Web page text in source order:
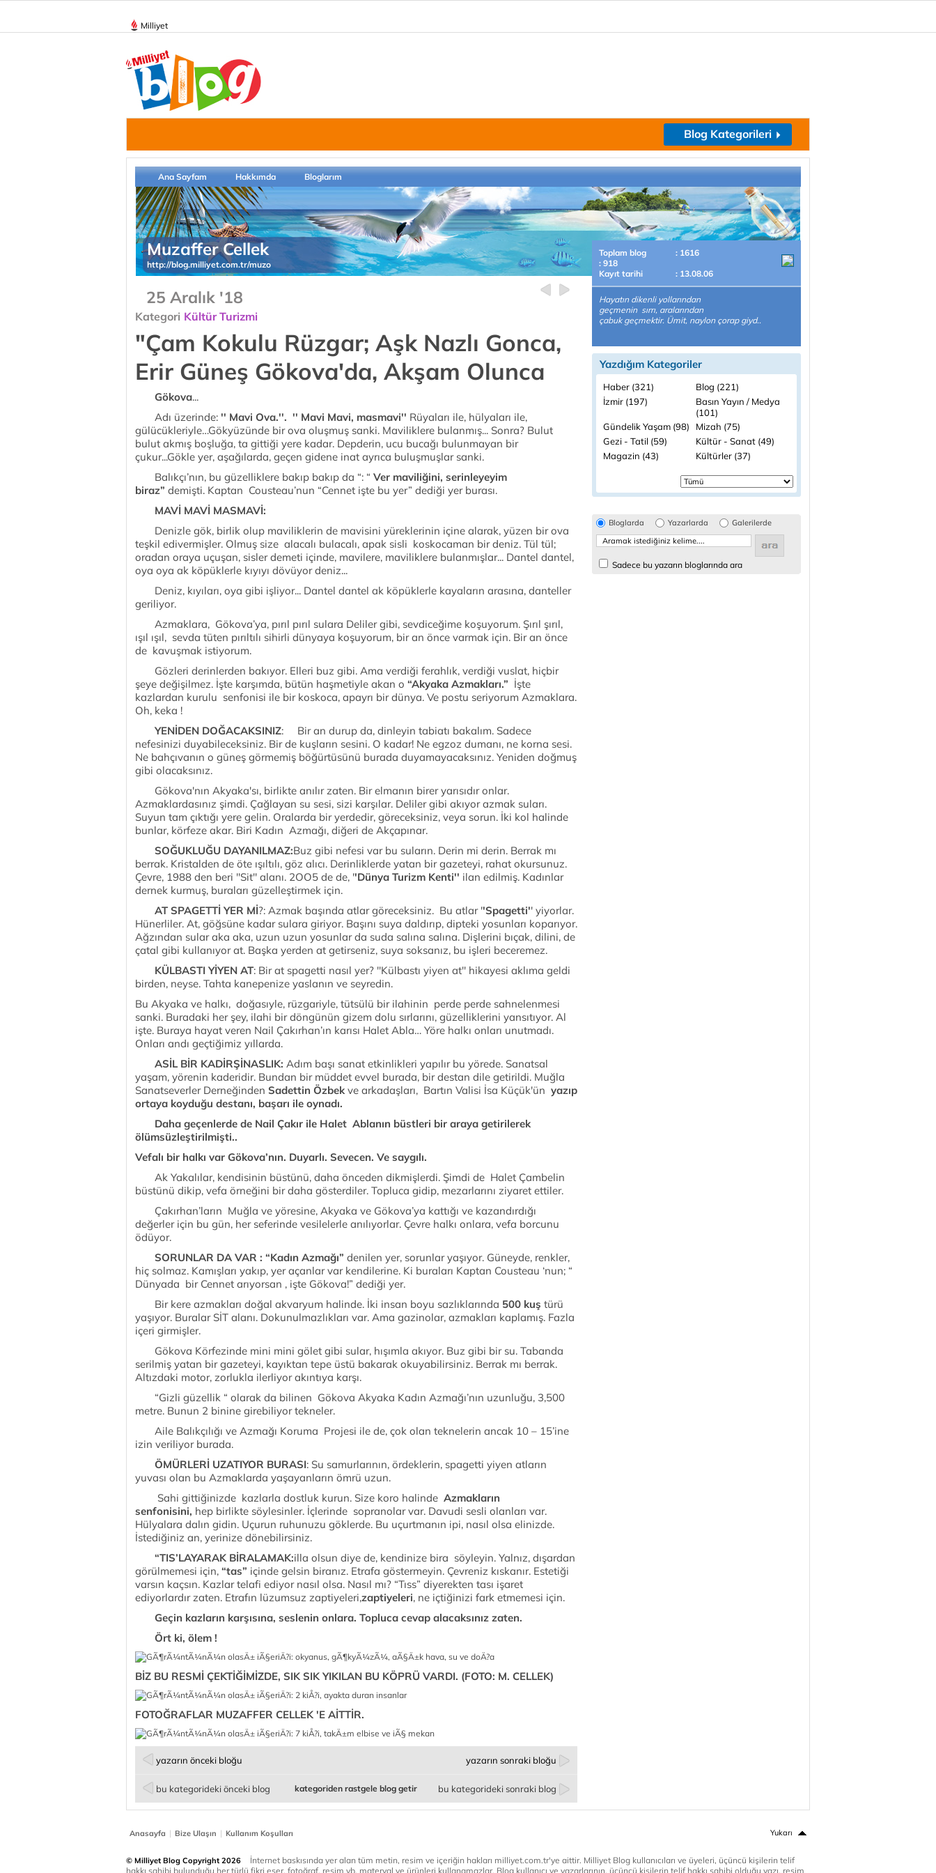
Milliyet
Blog Kategorileri
Ana Sayfam Hakkımda Bloglarım
Muzaffer Cellek
http://blog.milliyet.com.tr/muzo
25 Aralık '18
Kategori Kültür Turizmi
"Çam Kokulu Rüzgar; Aşk Nazlı Gonca,
Erir Güneş Gökova'da, Akşam Olunca
Gökova...
Adı üzerinde: '' Mavi Ova.''. '' Mavi Mavi, masmavi'' Rüyaları ile, hülyaları ile,
gülücükleriyle…Gökyüzünde bir ova oluşmuş sanki. Maviliklere bulanmış... Sonra? Bulut
bulut akmış boşluğa, ta gittiği yere kadar. Depderin, ucu bucağı bulunmayan bir
çukur...Gökle yer, aşağılarda, geçen gidene inat ayrıca buluşmuşlar sanki.
Balıkçı’nın, bu güzelliklere bakıp bakıp da “: “ Ver maviliğini, serinleyeyim
biraz” demişti. Kaptan Cousteau’nun “Cennet işte bu yer” dediği yer burası.
MAVİ MAVİ MASMAVİ:
Denizle gök, birlik olup maviliklerin de mavisini yüreklerinin içine alarak, yüzen bir ova
teşkil edivermişler. Olmuş size alacalı bulacalı, apak sisli koskocaman bir deniz. Tül tül;
oradan oraya uçuşan, sisler demeti içinde, mavilere, maviliklere bulanmışlar... Dantel dantel,
oya oya ak köpüklerle kıyıyı dövüyor deniz...
Deniz, kıyıları, oya gibi işliyor... Dantel dantel ak köpüklerle kayaların arasına, danteller
geriliyor.
Azmaklara, Gökova’ya, pırıl pırıl sulara Deliler gibi, sevdiceğime koşuyorum. Şırıl şırıl,
ışıl ışıl, sevda tüten pırıltılı sihirli dünyaya koşuyorum, bir an önce varmak için. Bir an önce
de kavuşmak istiyorum.
Gözleri derinlerden bakıyor. Elleri buz gibi. Ama verdiği ferahlık, verdiği vuslat, hiçbir
şeye değişilmez. İşte karşımda, bütün haşmetiyle akan o “Akyaka Azmakları.” İşte
kazlardan kurulu senfonisi ile bir koskoca, apayrı bir dünya. Ve postu seriyorum Azmaklara.
Oh, keka !
YENİDEN DOĞACAKSINIZ: Bir an durup da, dinleyin tabiatı bakalım. Sadece
nefesinizi duyabileceksiniz. Bir de kuşların sesini. O kadar! Ne egzoz dumanı, ne korna sesi.
Ne bahçıvanın o güneş görmemiş böğürtüsünü burada duyamayacaksınız. Yeniden doğmuş
gibi olacaksınız.
Gökova'nın Akyaka'sı, birlikte anılır zaten. Bir elmanın birer yarısıdır onlar.
Azmaklardasınız şimdi. Çağlayan su sesi, sizi karşılar. Deliler gibi akıyor azmak suları.
Suyun tam çıktığı yere gelin. Oralarda bir yerdedir, göreceksiniz, veya sorun. İki kol halinde
bunlar, körfeze akar. Biri Kadın Azmağı, diğeri de Akçapınar.
SOĞUKLUĞU DAYANILMAZ:Buz gibi nefesi var bu suların. Derin mi derin. Berrak mı
berrak. Kristalden de öte ışıltılı, göz alıcı. Derinliklerde yatan bir gazeteyi, rahat okursunuz.
Çevre, 1988 den beri ''Sit'' alanı. 2OO5 de de, ''Dünya Turizm Kenti'' ilan edilmiş. Kadınlar
dernek kurmuş, buraları güzelleştirmek için.
AT SPAGETTİ YER Mİ?: Azmak başında atlar göreceksiniz. Bu atlar ''Spagetti'' yiyorlar.
Hünerliler. At, göğsüne kadar sulara giriyor. Başını suya daldırıp, dipteki yosunları koparıyor.
Ağzından sular aka aka, uzun uzun yosunlar da suda salına salına. Dişlerini bıçak, dilini, de
çatal gibi kullanıyor at. Başka yerden at getirseniz, suya soksanız, bu işleri beceremez.
KÜLBASTI YİYEN AT: Bir at spagetti nasıl yer? ''Külbastı yiyen at'' hikayesi aklıma geldi
birden, neyse. Tahta kanepenize yaslanın ve seyredin.
Bu Akyaka ve halkı, doğasıyle, rüzgariyle, tütsülü bir ilahinin perde perde sahnelenmesi
sanki. Buradaki her şey, ilahi bir döngünün gizem dolu sırlarını, güzelliklerini yansıtıyor. Al
işte. Buraya hayat veren Nail Çakırhan’ın karısı Halet Abla… Yöre halkı onları unutmadı.
Onları andı geçtiğimiz yıllarda.
ASİL BİR KADİRŞİNASLIK: Adım başı sanat etkinlikleri yapılır bu yörede. Sanatsal
yaşam, yörenin kaderidir. Bundan bir müddet evvel burada, bir destan dile getirildi. Muğla
Sanatseverler Derneğinden Sadettin Özbekve arkadaşları, Bartın Valisi İsa Küçük'ün yazıp
ortaya koyduğu destanı, başarı ile oynadı.
Daha geçenlerde de Nail Çakır ile Halet Ablanın büstleri bir araya getirilerek
ölümsüzleştirilmişti..
Vefalı bir halkı var Gökova’nın. Duyarlı. Sevecen. Ve saygılı.
Ak Yakalılar, kendisinin büstünü, daha önceden dikmişlerdi. Şimdi de Halet Çambelin
büstünü dikip, vefa örneğini bir daha gösterdiler. Topluca gidip, mezarlarını ziyaret ettiler.
Çakırhan’ların Muğla ve yöresine, Akyaka ve Gökova’ya kattığı ve kazandırdığı
değerler için bu gün, her seferinde vesilelerle anılıyorlar. Çevre halkı onlara, vefa borcunu
ödüyor.
SORUNLAR DA VAR : “Kadın Azmağı” denilen yer, sorunlar yaşıyor. Güneyde, renkler,
hiç solmaz. Kamışları yakıp, yer açanlar var kendilerine. Ki buraları Kaptan Cousteau ‘nun; “
Dünyada bir Cennet arıyorsan , işte Gökova!” dediği yer.
Bir kere azmakları doğal akvaryum halinde. İki insan boyu sazlıklarında 500 kuş türü
yaşıyor. Buralar SİT alanı. Dokunulmazlıkları var. Ama gazinolar, azmakları kaplamış. Fazla
içeri girmişler.
Gökova Körfezinde mini mini gölet gibi sular, hışımla akıyor. Buz gibi bir su. Tabanda
serilmiş yatan bir gazeteyi, kayıktan tepe üstü bakarak okuyabilirsiniz. Berrak mı berrak.
Altızdaki motor, zorlukla ilerliyor akıntıya karşı.
“Gizli güzellik “ olarak da bilinen Gökova Akyaka Kadın Azmağı’nın uzunluğu, 3,500
metre. Bunun 2 binine girebiliyor tekneler.
Aile Balıkçılığı ve Azmağı Koruma Projesi ile de, çok olan teknelerin ancak 10 – 15’ine
izin veriliyor burada.
ÖMÜRLERİ UZATIYOR BURASI: Su samurlarının, ördeklerin, spagetti yiyen atların
yuvası olan bu Azmaklarda yaşayanların ömrü uzun.
Sahi gittiğinizde kazlarla dostluk kurun. Size koro halinde Azmakların
senfonisini, hep birlikte söylesinler. İçlerinde sopranolar var. Davudi sesli olanları var.
Hülyalara dalın gidin. Uçurun ruhunuzu göklerde. Bu uçurtmanın ipi, nasıl olsa elinizde.
İstediğiniz an, yerinize dönebilirsiniz.
“TIS’LAYARAK BİRALAMAK:illa olsun diye de, kendinize bira söyleyin. Yalnız, dışardan
görülmemesi için, “tas” içinde gelsin biranız. Etrafa göstermeyin. Çevreniz kıskanır. Estetiği
varsın kaçsın. Kazlar telafi ediyor nasıl olsa. Nasıl mı? “Tıss” diyerekten tası işaret
ediyorlardır zaten. Etrafın lüzumsuz zaptiyeleri,zaptiyeleri, ne içtiğinizi fark etmemesi için.
Geçin kazların karşısına, seslenin onlara. Topluca cevap alacaksınız zaten.
Ört ki, ölem !
BİZ BU RESMİ ÇEKTİĞİMİZDE, SIK SIK YIKILAN BU KÖPRÜ VARDI. (FOTO: M. CELLEK)
FOTOĞRAFLAR MUZAFFER CELLEK 'E AİTTİR.
yazarın önceki bloğu yazarın sonraki bloğu
bu kategorideki önceki blog bu kategorideki sonraki blog
kategoriden rastgele blog getir
Toplam blog
: 1616
: 918
Kayıt tarihi
: 13.08.06
Hayatın dikenli yollarından
geçmenin sırrı, aralarından
çabuk geçmektir. Ümit, naylon çorap giyd..
Yazdığım Kategoriler
Haber (321)
Blog (221)
İzmir (197)
Basın Yayın / Medya
(101)
Gündelik Yaşam (98)
Mizah (75)
Gezi - Tatil (59)
Kültür - Sanat (49)
Magazin (43)
Kültürler (37)
Bloglarda Yazarlarda Galerilerde
Sadece bu yazarın bloglarında ara
Anasayfa | Bize Ulaşın | Kullanım Koşulları Yukarı
© Milliyet Blog Copyright 2026
İnternet baskısında yer alan tüm metin, resim ve içeriğin hakları milliyet.com.tr'ye aittir. Milliyet Blog kullanıcıları ve üyeleri, üçüncü kişilerin telif
hakkı sahibi bulunduğu her türlü fikri eser, fotoğraf, resim vb. materyal ve ürünleri kullanamazlar. Blog kullanıcı ve yazarlarının, üçüncü kişilerin telif hakkı sahibi olduğu yazı, resim